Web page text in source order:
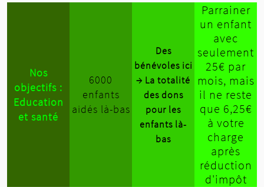
Nos
objectifs :
Education
et santé
6000
enfants
aidés là-bas
Des
bénévoles ici
→ La totalité
des dons
pour les
enfants là-
bas
Parrainer
un enfant
avec
seulement
25€ par
mois, mais
il ne reste
que 6,25€
à votre
charge
après
réduction
d'impôt